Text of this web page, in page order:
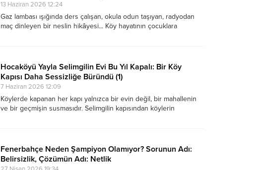
13 Haziran 2026 12:24
Gaz lambası ışığında ders çalışan, okula odun taşıyan, radyodan
maç dinleyen bir neslin hikâyesi... Köy hayatının çocuklara
Hocaköyü Yayla Selimgilin Evi Bu Yıl Kapalı: Bir Köy
Kapısı Daha Sessizliğe Büründü (1)
7 Haziran 2026 12:09
Köylerde kapanan her kapı yalnızca bir evin değil, bir mahallenin
ve bir geçmişin susmasıdır. Selimgilin kapısından köylerin
Fenerbahçe Neden Şampiyon Olamıyor? Sorunun Adı:
Belirsizlik, Çözümün Adı: Netlik